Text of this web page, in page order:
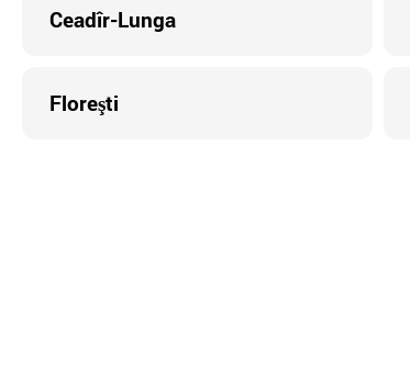
Ceadîr-Lunga
Floreşti